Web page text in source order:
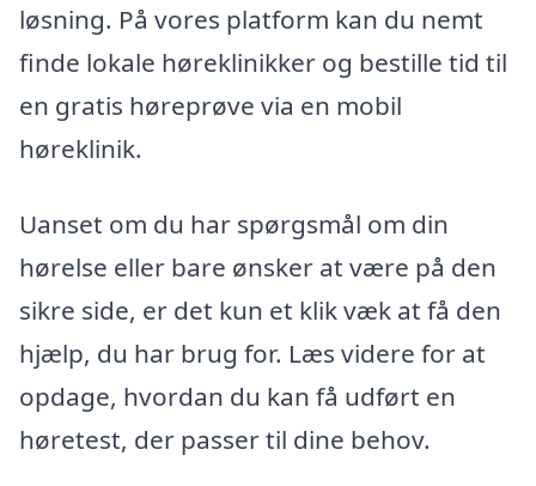
løsning. På vores platform kan du nemt
finde lokale høreklinikker og bestille tid til
en gratis høreprøve via en mobil
høreklinik.
Uanset om du har spørgsmål om din
hørelse eller bare ønsker at være på den
sikre side, er det kun et klik væk at få den
hjælp, du har brug for. Læs videre for at
opdage, hvordan du kan få udført en
høretest, der passer til dine behov.